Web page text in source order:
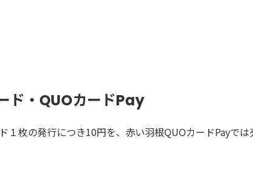
ド・QUOカードPay
１枚の発行につき10円を、赤い羽根QUOカードPayで